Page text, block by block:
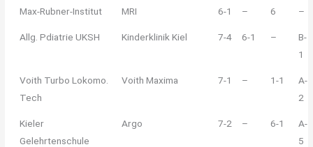
Max-Rubner-Institut MRI 6-1 – 6 –
Allg. Pdiatrie UKSH Kinderklinik Kiel 7-4 6-1 –
B-
1
Voith Turbo Lokomo.
Tech
Voith Maxima 7-1 – 1-1
A-
2
Kieler
Gelehrtenschule
Argo 7-2 – 6-1
A-
5